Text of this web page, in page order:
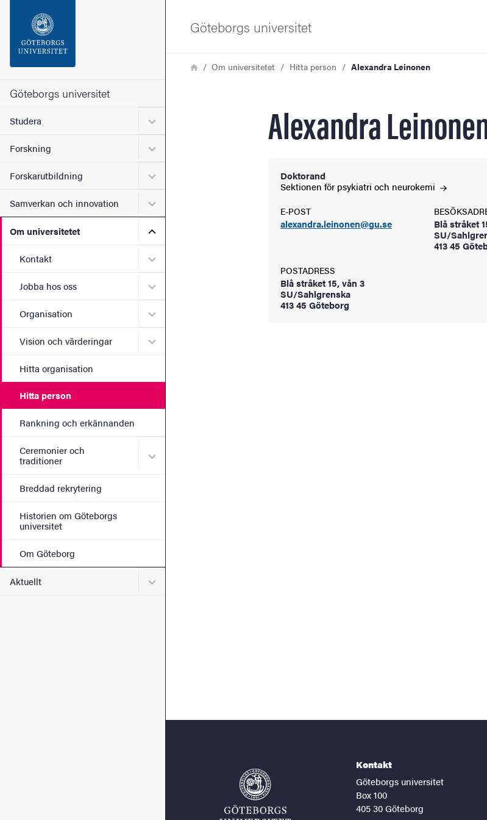
Sidfoten
Om webbplatsen
Göteborgs universitet
Studera Undermeny för Studera
Forskning Undermeny för Forskning
Forskarutbildning Undermeny för Forskarutbildning
Samverkan och innovation Undermeny för Samverkan och innovation
Om universitetet Undermeny för Om universitetet
Kontakt Undermeny för Kontakt
Jobba hos oss Undermeny för Jobba hos oss
Organisation Undermeny för Organisation
Vision och värderingar Undermeny för Vision och värderingar
Hitta organisation
Hitta person
Rankning och erkännanden
Ceremonier och
traditioner
Undermeny för Ceremonier och traditioner
Breddad rekrytering
Historien om Göteborgs
universitet
Om Göteborg
Aktuellt Undermeny för Aktuellt
Göteborgs universitet
LänkstigHemOm universitetet Hitta person Alexandra Leinonen
Alexandra
Doktorand
Sektionen för psykiatri och neurokemi
E-POST
alexandra.leinonen@gu.se
Blå stråket
SU/
413 45
POSTADRESS
Blå stråket 15, vån 3
SU/Sahlgrenska
413 45 Göteborg
Kontakt
Göteborgs universitet
Box 100
405 30 Göteborg